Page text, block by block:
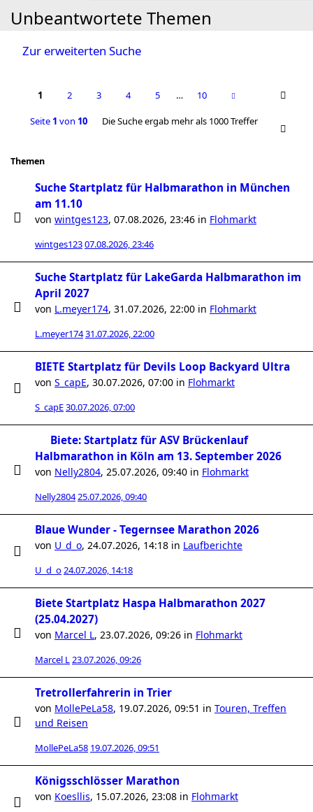
Unbeantwortete Themen
Zur erweiterten Suche
1 2 3 4 5 … 10
Seite 1 von 10 Die Suche ergab mehr als 1000 Treffer
Themen
Suche Startplatz für Halbmarathon in München
am 11.10
von wintges123, 07.08.2026, 23:46 in Flohmarkt
wintges12307.08.2026, 23:46
Suche Startplatz für LakeGarda Halbmarathon im
April 2027
von L.meyer174, 31.07.2026, 22:00 in Flohmarkt
L.meyer17431.07.2026, 22:00
BIETE Startplatz für Devils Loop Backyard Ultra
von S_capE, 30.07.2026, 07:00 in Flohmarkt
S_capE30.07.2026, 07:00
Biete: Startplatz für ASV Brückenlauf
Halbmarathon in Köln am 13. September 2026
von Nelly2804, 25.07.2026, 09:40 in Flohmarkt
Nelly280425.07.2026, 09:40
Blaue Wunder - Tegernsee Marathon 2026
von U_d_o, 24.07.2026, 14:18 in Laufberichte
U_d_o24.07.2026, 14:18
Biete Startplatz Haspa Halbmarathon 2027
(25.04.2027)
von Marcel L, 23.07.2026, 09:26 in Flohmarkt
Marcel L23.07.2026, 09:26
Tretrollerfahrerin in Trier
von MollePeLa58, 19.07.2026, 09:51 in Touren, Treffen
und Reisen
MollePeLa58 19.07.2026, 09:51
Königsschlösser Marathon
von Koesllis, 15.07.2026, 23:08 in Flohmarkt